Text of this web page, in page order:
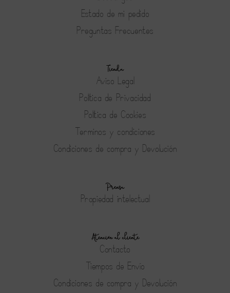
Estado de mi pedido
Preguntas Frecuentes
Tienda
Aviso Legal
Política de Privacidad
Política de Cookies
Terminos y condiciones
Condiciones de compra y Devolución
Prensa
Propiedad intelectual
Atención al cliente
Contacto
Tiempos de Envío
Condiciones de compra y Devolución